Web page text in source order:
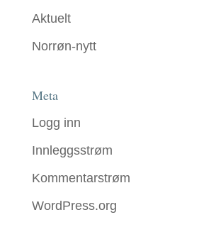
Aktuelt
Norrøn-nytt
Meta
Logg inn
Innleggsstrøm
Kommentarstrøm
WordPress.org